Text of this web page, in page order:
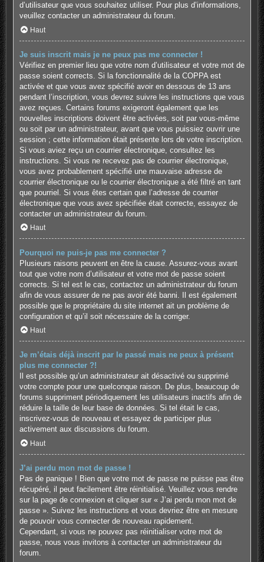
d’utilisateur que vous souhaitez utiliser. Pour plus d’informations,
veuillez contacter un administrateur du forum.
Haut
Je suis inscrit mais je ne peux pas me connecter !
Vérifiez en premier lieu que votre nom d’utilisateur et votre mot de
passe soient corrects. Si la fonctionnalité de la COPPA est
activée et que vous avez spécifié avoir en dessous de 13 ans
pendant l’inscription, vous devrez suivre les instructions que vous
avez reçues. Certains forums exigeront également que les
nouvelles inscriptions doivent être activées, soit par vous-même
ou soit par un administrateur, avant que vous puissiez ouvrir une
session ; cette information était présente lors de votre inscription.
Si vous aviez reçu un courrier électronique, consultez les
instructions. Si vous ne recevez pas de courrier électronique,
vous avez probablement spécifié une mauvaise adresse de
courrier électronique ou le courrier électronique a été filtré en tant
que pourriel. Si vous êtes certain que l’adresse de courrier
électronique que vous avez spécifiée était correcte, essayez de
contacter un administrateur du forum.
Haut
Pourquoi ne puis-je pas me connecter ?
Plusieurs raisons peuvent en être la cause. Assurez-vous avant
tout que votre nom d’utilisateur et votre mot de passe soient
corrects. Si tel est le cas, contactez un administrateur du forum
afin de vous assurer de ne pas avoir été banni. Il est également
possible que le propriétaire du site internet ait un problème de
configuration et qu’il soit nécessaire de la corriger.
Haut
Je m’étais déjà inscrit par le passé mais ne peux à présent
plus me connecter ?!
Il est possible qu’un administrateur ait désactivé ou supprimé
votre compte pour une quelconque raison. De plus, beaucoup de
forums suppriment périodiquement les utilisateurs inactifs afin de
réduire la taille de leur base de données. Si tel était le cas,
inscrivez-vous de nouveau et essayez de participer plus
activement aux discussions du forum.
Haut
J’ai perdu mon mot de passe !
Pas de panique ! Bien que votre mot de passe ne puisse pas être
récupéré, il peut facilement être réinitialisé. Veuillez vous rendre
sur la page de connexion et cliquer sur « J’ai perdu mon mot de
passe ». Suivez les instructions et vous devriez être en mesure
de pouvoir vous connecter de nouveau rapidement.
Cependant, si vous ne pouvez pas réinitialiser votre mot de
passe, nous vous invitons à contacter un administrateur du
forum.